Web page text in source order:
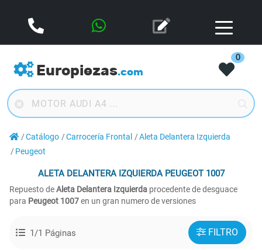
Europiezas.com
0
Catálogo Carrocería Frontal
Aleta Delantera Izquierda
Peugeot
ALETA DELANTERA IZQUIERDAPEUGEOT 1007
Repuesto deAleta Delantera Izquierda procedente de desguace
para Peugeot 1007en un gran numero de versiones
1/1 Páginas FILTRO